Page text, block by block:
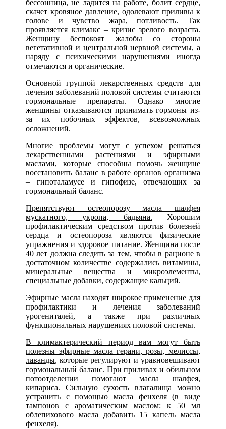
бессонница, не ладится на работе, болит сердце,
скачет кровяное давление, одолевают приливы к
голове и чувство жара, потливость. Так
проявляется климакс – кризис зрелого возраста.
Женщину беспокоят жалобы со стороны
вегетативной и центральной нервной системы, а
наряду с психическими нарушениями иногда
отмечаются и органические.
Основной группой лекарственных средств для
лечения заболеваний половой системы считаются
гормональные препараты. Однако многие
женщины отказываются принимать гормоны из-
за их побочных эффектов, всевозможных
осложнений.
Многие проблемы могут с успехом решаться
лекарственными растениями и эфирными
маслами, которые способны помочь женщине
восстановить баланс в работе органов организма
– гипоталамусе и гипофизе, отвечающих за
гормональный баланс.
Препятствуют остеопорозу масла шалфея
мускатного, укропа, бадьяна. Хорошим
профилактическим средством против болезней
сердца и остеопороза являются физические
упражнения и здоровое питание. Женщина после
40 лет должна следить за тем, чтобы в рационе в
достаточном количестве содержались витамины,
минеральные вещества и микроэлементы,
специальные добавки, содержащие кальций.
Эфирные масла находят широкое применение для
профилактики и лечения заболеваний
урогениталей, а также при различных
функциональных нарушениях половой системы.
В климактерический период вам могут быть
полезны эфирные масла герани, розы, мелиссы,
лаванды, которые регулируют и уравновешивают
гормональный баланс. При приливах и обильном
потоотделении помогают масла шалфея,
кипариса. Сильную сухость влагалища можно
устранить с помощью масла фенхеля (в виде
тампонов с ароматическим маслом: к 50 мл
облепихового масла добавить 15 капель масла
фенхеля).